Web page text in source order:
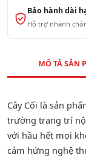
Bảo hành dài
Hỗ trợ nhanh
MÔ TẢ SẢN
Cây Cối là sản
trường trang trí
với hầu hết mọi
cảm hứng nghệ